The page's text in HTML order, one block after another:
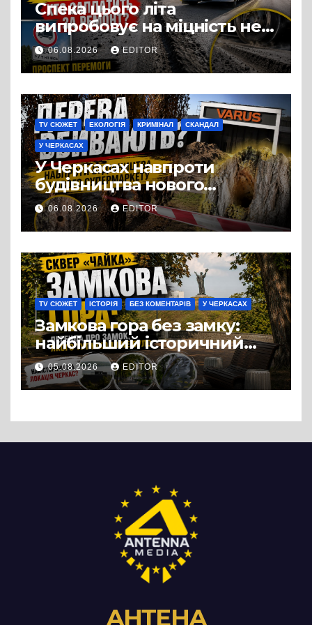
Спека цього літа
випробовує на міцність не
лише людей, а й дороги
Черкас
06.08.2026 EDITOR
TV СЮЖЕТ ЕКОЛОГІЯ КРИМІНАЛ СКАНДАЛ
У ЧЕРКАСАХ
У Черкасах навпроти
будівництва нового
супермаркету VARUS на
проспекті Перемоги всохли
дерева. І це навряд чи
можна назвати
випадковістю
06.08.2026 EDITOR
TV СЮЖЕТ ІСТОРІЯ БЕЗ КОМЕНТАРІВ У ЧЕРКАСАХ
Замкова гора без замку:
найбільший історичний
міф Черкас
05.08.2026 EDITOR
АНТЕНА